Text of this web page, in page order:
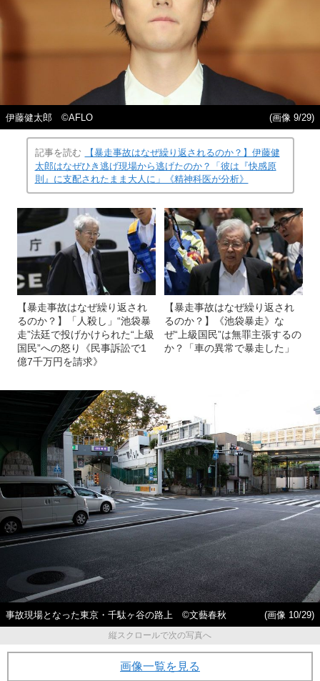
伊藤健太郎 ©AFLO (画像 9/29)
記事を読む
【暴走事故はなぜ繰り返されるのか？】伊藤健
太郎はなぜひき逃げ現場から逃げたのか？「彼は『快感原
則』に支配されたまま大人に」《精神科医が分析》
【暴走事故はなぜ繰り返され
るのか？】「人殺し」“池袋暴
走”法廷で投げかけられた“上級
国民”への怒り《民事訴訟で1
億7千万円を請求》
【暴走事故はなぜ繰り返され
るのか？】《池袋暴走》な
ぜ“上級国民”は無罪主張するの
か？「車の異常で暴走した」
事故現場となった東京・千駄ヶ谷の路上 ©文藝春秋
(画像 10/29)
縦スクロールで次の写真へ
画像一覧を見る